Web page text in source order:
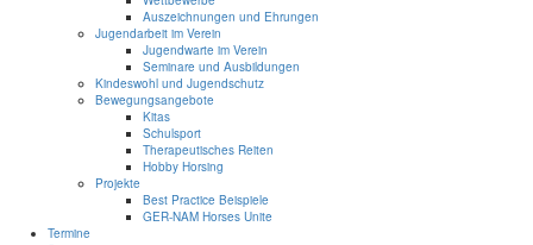
Auszeichnungen und Ehrungen
Jugendarbeit im Verein
Jugendwarte im Verein
Seminare und Ausbildungen
Kindeswohl und Jugendschutz
Bewegungsangebote
Kitas
Schulsport
Therapeutisches Reiten
Hobby Horsing
Projekte
Best Practice Beispiele
GER-NAM Horses Unite
Termine